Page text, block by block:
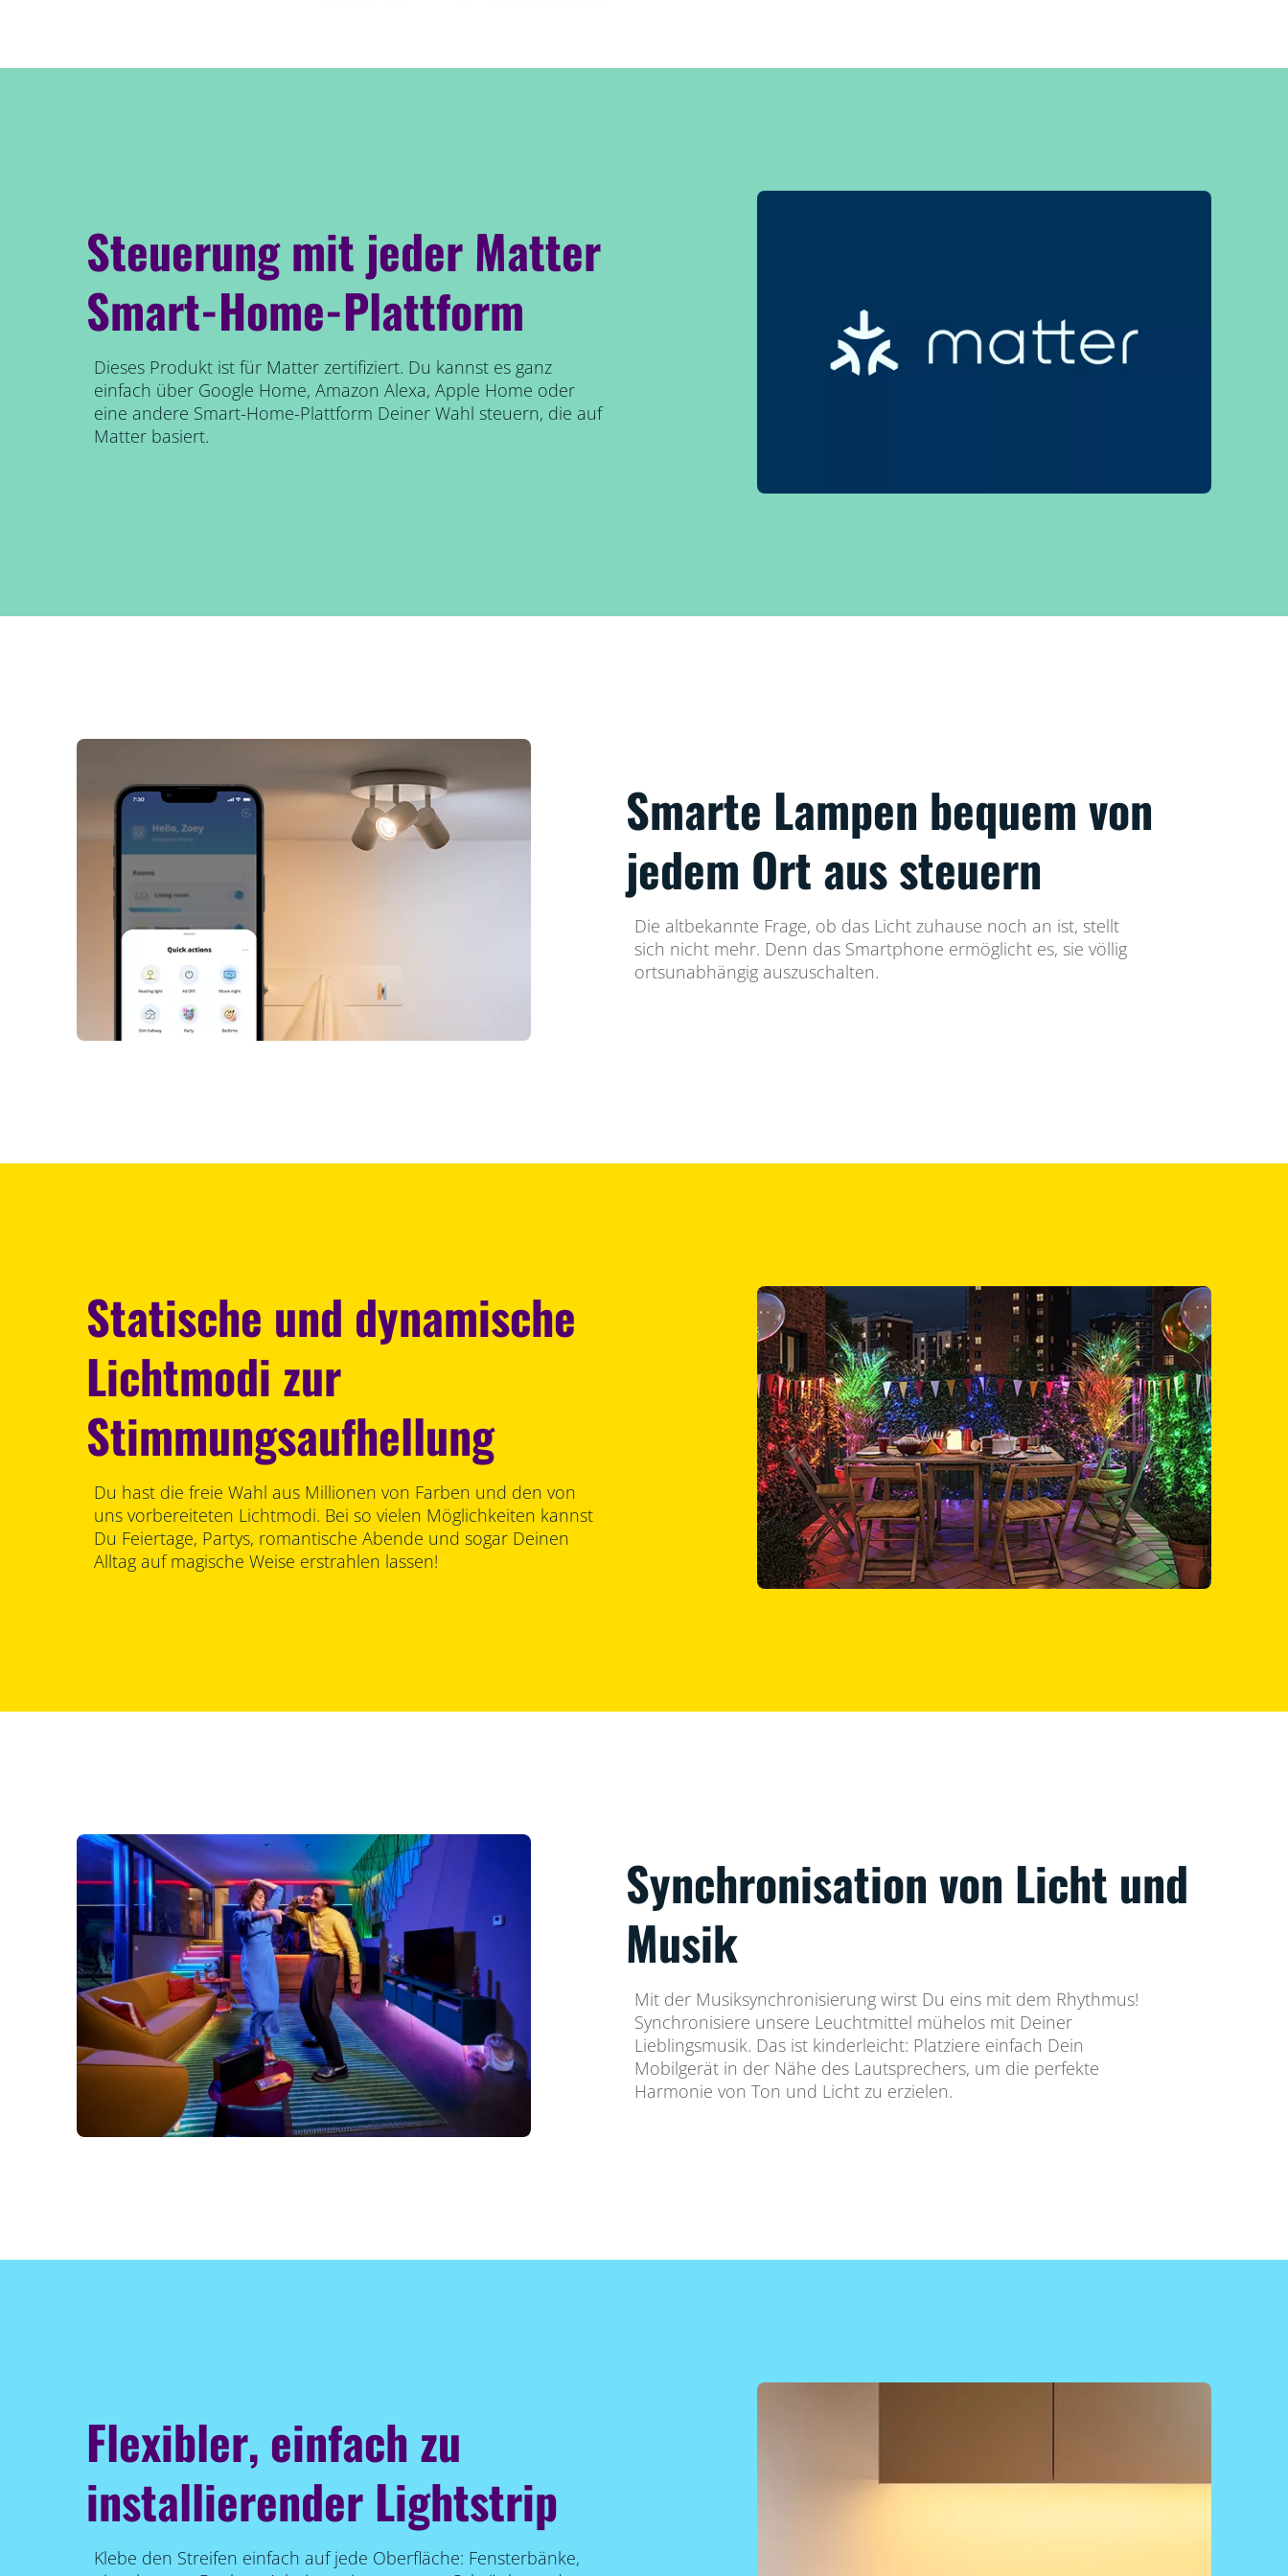
Steuerung mit jeder Matter
Smart-Home-Plattform
Dieses Produkt ist für Matter zertifiziert. Du kannst es ganz
einfach über Google Home, Amazon Alexa, Apple Home oder
eine andere Smart-Home-Plattform Deiner Wahl steuern, die auf
Matter basiert.
Smarte Lampen bequem von
jedem Ort aus steuern
Die altbekannte Frage, ob das Licht zuhause noch an ist, stellt
sich nicht mehr. Denn das Smartphone ermöglicht es, sie völlig
ortsunabhängig auszuschalten.
Statische und dynamische
Lichtmodi zur
Stimmungsaufhellung
Du hast die freie Wahl aus Millionen von Farben und den von
uns vorbereiteten Lichtmodi. Bei so vielen Möglichkeiten kannst
Du Feiertage, Partys, romantische Abende und sogar Deinen
Alltag auf magische Weise erstrahlen lassen!
Synchronisation von Licht und
Musik
Mit der Musiksynchronisierung wirst Du eins mit dem Rhythmus!
Synchronisiere unsere Leuchtmittel mühelos mit Deiner
Lieblingsmusik. Das ist kinderleicht: Platziere einfach Dein
Mobilgerät in der Nähe des Lautsprechers, um die perfekte
Harmonie von Ton und Licht zu erzielen.
Flexibler, einfach zu
installierender Lightstrip
Klebe den Streifen einfach auf jede Oberfläche: Fensterbänke,